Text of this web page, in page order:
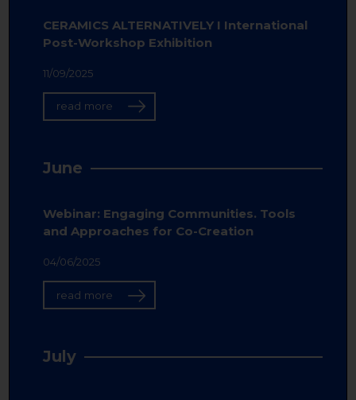
CERAMICS ALTERNATIVELY I International
Post-Workshop Exhibition
11/09/2025
read more
June
Webinar: Engaging Communities. Tools
and Approaches for Co-Creation
04/06/2025
read more
July